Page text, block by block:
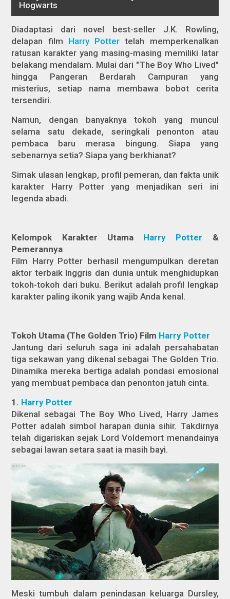
Diadaptasi dari novel best-seller J.K. Rowling,
delapan film Harry Potter telah memperkenalkan
ratusan karakter yang masing-masing memiliki latar
belakang mendalam. Mulai dari "The Boy Who Lived"
hingga Pangeran Berdarah Campuran yang
misterius, setiap nama membawa bobot cerita
tersendiri.
Namun, dengan banyaknya tokoh yang muncul
selama satu dekade, seringkali penonton atau
pembaca baru merasa bingung. Siapa yang
sebenarnya setia? Siapa yang berkhianat?
Simak ulasan lengkap, profil pemeran, dan fakta unik
karakter Harry Potter yang menjadikan seri ini
legenda abadi.
Kelompok Karakter Utama Harry Potter &
Pemerannya
Film Harry Potter berhasil mengumpulkan deretan
aktor terbaik Inggris dan dunia untuk menghidupkan
tokoh-tokoh dari buku. Berikut adalah profil lengkap
karakter paling ikonik yang wajib Anda kenal.
Tokoh Utama (The Golden Trio) Film Harry Potter
Jantung dari seluruh saga ini adalah persahabatan
tiga sekawan yang dikenal sebagai The Golden Trio.
Dinamika mereka bertiga adalah pondasi emosional
yang membuat pembaca dan penonton jatuh cinta.
1. Harry Potter
Dikenal sebagai The Boy Who Lived, Harry James
Potter adalah simbol harapan dunia sihir. Takdirnya
telah digariskan sejak Lord Voldemort menandainya
sebagai lawan setara saat ia masih bayi.
Meski tumbuh dalam penindasan keluarga Dursley,